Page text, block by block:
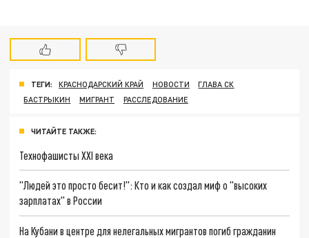
ТЕГИ: КРАСНОДАРСКИЙ КРАЙ НОВОСТИ
ГЛАВА СК
БАСТРЫКИН
МИГРАНТ РАССЛЕДОВАНИЕ
ЧИТАЙТЕ ТАКЖЕ:
Технофашисты XXI века
"Людей это просто бесит!": Кто и как создал миф о "высоких
зарплатах" в России
На Кубани в центре для нелегальных мигрантов погиб гражданин